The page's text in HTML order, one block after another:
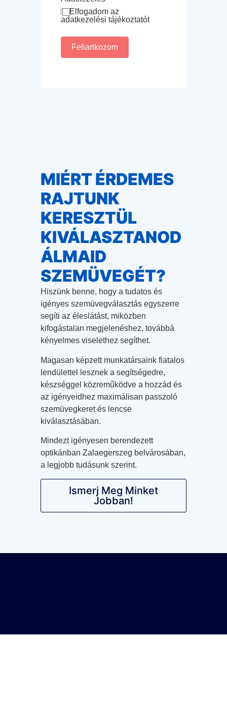
Elfogadom az
adatkezelési tájékoztatót
Feliartkozom
MIÉRT ÉRDEMES
RAJTUNK
KERESZTÜL
KIVÁLASZTANOD
ÁLMAID
SZEMÜVEGÉT?
Hiszünk benne, hogy a tudatos és
igényes szemüvegválasztás egyszerre
segíti az éleslátást, miközben
kifogástalan megjelenéshez, továbbá
kényelmes viselethez segíthet.
Magasan képzett munkatársaink fiatalos
lendülettel lesznek a segítségedre,
készséggel közreműködve a hozzád és
az igényeidhez maximálisan passzoló
szemüvegkeret és lencse
kiválasztásában.
Mindezt igényesen berendezett
optikánban Zalaegerszeg belvárosában,
a legjobb tudásunk szerint.
Ismerj Meg Minket
Jobban!